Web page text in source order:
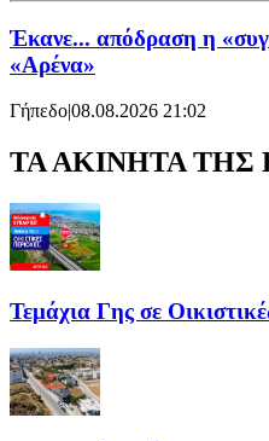
Έκανε... απόδραση η
«Αρένα»
Γήπεδο|08.08.2026 21:02
ΤΑ ΑΚΙΝΗΤΑ
Τεμάχια Γης σε